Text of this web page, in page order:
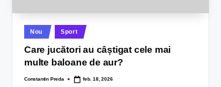
Nou Sport
Care jucători au câștigat cele mai
multe baloane de aur?
Constantin Preda feb. 18, 2026